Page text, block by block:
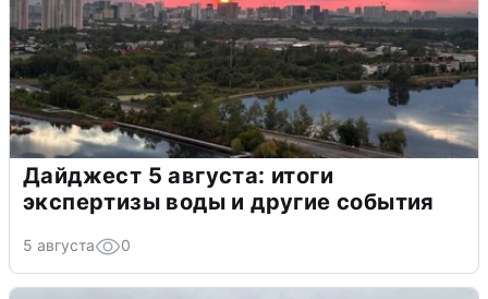
Дайджест 5 августа: итоги
экспертизы воды и другие события
5 августа 0